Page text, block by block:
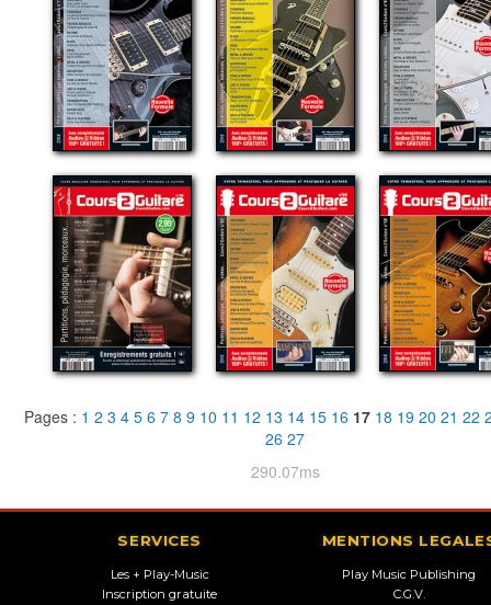
Pages : 1 2 3 4 5 6 7 8 9 10 11 12 13 14 15 16 17 18 19 20 21 22
26 27
290.07ms
SERVICES
Les + Play-Music
Inscription gratuite
MENTIONS
Play Music Publishing
C.G.V.